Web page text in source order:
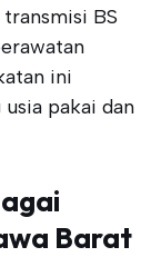
BS
ini
pakai dan
Barat